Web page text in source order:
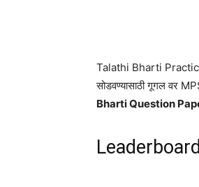
Talathi Bharti Practice
सोडवण्यासाठी गूगल वर
Bharti Question